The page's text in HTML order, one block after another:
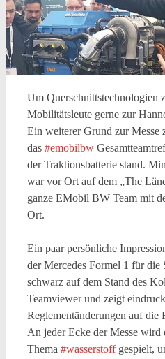
Um Querschnittstechnologien
Mobilitätsleute gerne zur
Ein weiterer Grund zur Messe
das #emobilbw
der Traktionsbatterie stand.
war vor Ort auf dem „The
ganze EMobil BW Team mit
Ort.
Ein paar persönliche
der Mercedes Formel 1 für die
schwarz auf dem Stand des
Teamviewer und zeigt
Reglementänderungen auf die
An jeder Ecke der Messe wird
Thema #wasserstoffgespielt,